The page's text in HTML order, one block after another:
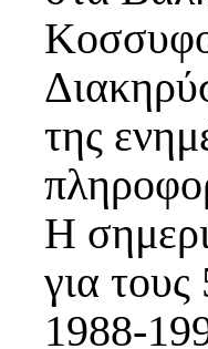
της
Η
για
1988-